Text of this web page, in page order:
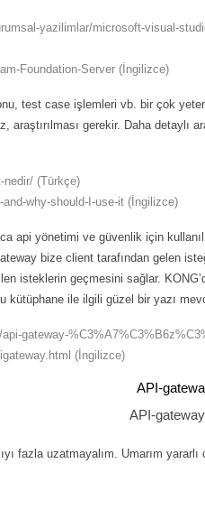
yazilimlar/microsoft-visual-
Foundation-Server(İngilizce)
test case işlemleri vb. bir çok
araştırılması gerekir. Daha detaylı
nedir/(Türkçe)
why-should-I-use-it(İngilizce)
api yönetimi ve güvenlik için
bize client tarafından gelen
isteklerin geçmesini sağlar.
kütüphane ile ilgili güzel bir yazı
gateway-
(İngilizce)
API-gateway
fazla uzatmayalım. Umarım